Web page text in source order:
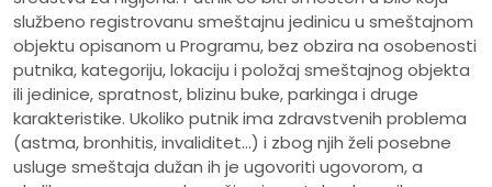
službeno registrovanu smeštajnu jedinicu u smeštajnom
objektu opisanom u Programu, bez obzira na osobenosti
putnika, kategoriju, lokaciju i položaj smeštajnog objekta
ili jedinice, spratnost, blizinu buke, parkinga i druge
karakteristike. Ukoliko putnik ima zdravstvenih problema
(astma, bronhitis, invaliditet...) i zbog njih želi posebne
usluge smeštaja dužan ih je ugovoriti ugovorom, a